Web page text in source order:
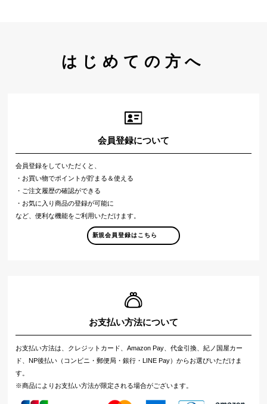
はじめての方へ
会員登録について
会員登録をしていただくと、
・お買い物でポイントが貯まる＆使える
・ご注文履歴の確認ができる
・お気に入り商品の登録が可能に
など、便利な機能をご利用いただけます。
新規会員登録はこちら
お支払い方法について
お支払い方法は、クレジットカード、Amazon Pay、代金引換、紀ノ国屋カー
ド、NP後払い（コンビニ・郵便局・銀行・LINE Pay）からお選びいただけま
す。
※商品によりお支払い方法が限定される場合がございます。